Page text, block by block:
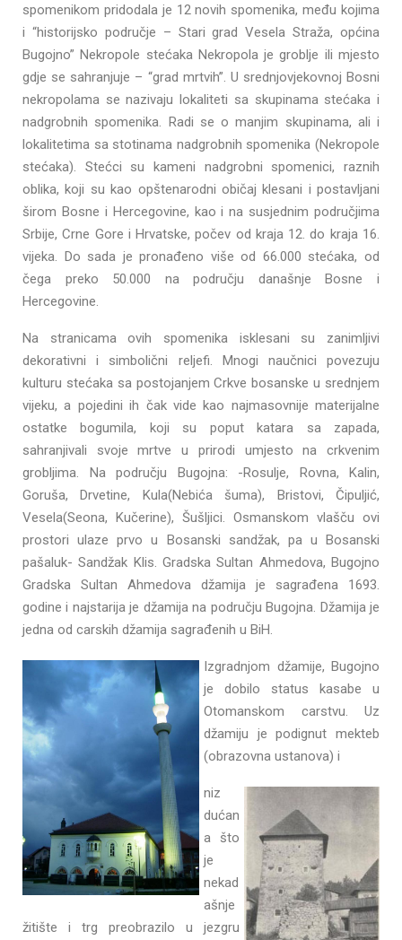
spomenikom pridodala je 12 novih spomenika, među kojima
i “historijsko područje – Stari grad Vesela Straža, općina
Bugojno” Nekropole stećaka Nekropola je groblje ili mjesto
gdje se sahranjuje – “grad mrtvih”. U srednjovjekovnoj Bosni
nekropolama se nazivaju lokaliteti sa skupinama stećaka i
nadgrobnih spomenika. Radi se o manjim skupinama, ali i
lokalitetima sa stotinama nadgrobnih spomenika (Nekropole
stećaka). Stećci su kameni nadgrobni spomenici, raznih
oblika, koji su kao opštenarodni običaj klesani i postavljani
širom Bosne i Hercegovine, kao i na susjednim područjima
Srbije, Crne Gore i Hrvatske, počev od kraja 12. do kraja 16.
vijeka. Do sada je pronađeno više od 66.000 stećaka, od
čega preko 50.000 na području današnje Bosne i
Hercegovine.
Na stranicama ovih spomenika isklesani su zanimljivi
dekorativni i simbolični reljefi. Mnogi naučnici povezuju
kulturu stećaka sa postojanjem Crkve bosanske u srednjem
vijeku, a pojedini ih čak vide kao najmasovnije materijalne
ostatke bogumila, koji su poput katara sa zapada,
sahranjivali svoje mrtve u prirodi umjesto na crkvenim
grobljima. Na području Bugojna: -Rosulje, Rovna, Kalin,
Goruša, Drvetine, Kula(Nebića šuma), Bristovi, Čipuljić,
Vesela(Seona, Kučerine), Šušljici. Osmanskom vlašču ovi
prostori ulaze prvo u Bosanski sandžak, pa u Bosanski
pašaluk- Sandžak Klis. Gradska Sultan Ahmedova, Bugojno
Gradska Sultan Ahmedova džamija je sagrađena 1693.
godine i najstarija je džamija na području Bugojna. Džamija je
jedna od carskih džamija sagrađenih u BiH.
Izgradnjom džamije, Bugojno
je dobilo status kasabe u
Otomanskom carstvu. Uz
džamiju je podignut mekteb
(obrazovna ustanova) i
niz
dućan
a što
je
nekad
ašnje
žitište i trg preobrazilo u jezgru